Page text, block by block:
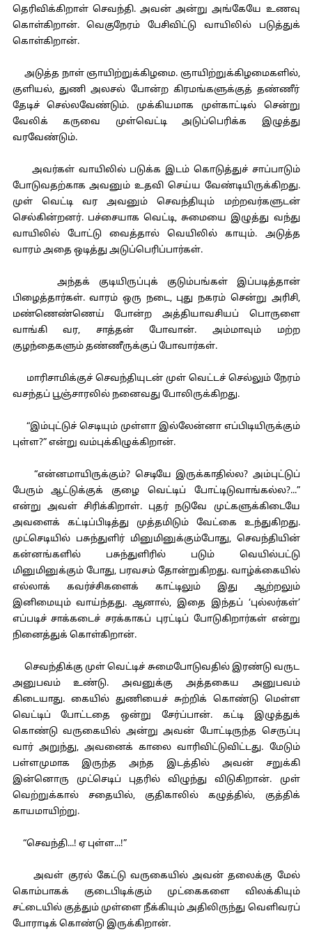
தெரிவிக்கிறாள் செவந்தி. அவன் அன்று அங்கேயே உணவு
கொள்கிறான். வெகுநேரம் பேசிவிட்டு வாயிலில் படுத்துக்
கொள்கிறான்.
அடுத்த நாள் ஞாயிற்றுக்கிழமை. ஞாயிற்றுக்கிழமைகளில்,
குளியல், துணி அலசல் போன்ற கிரமங்களுக்குத் தண்ணீர்
தேடிச் செல்லவேண்டும். முக்கியமாக முள்காட்டில் சென்று
வேலிக் கருவை முள்வெட்டி அடுப்பெரிக்க இழுத்து
வரவேண்டும்.
அவர்கள் வாயிலில் படுக்க இடம் கொடுத்துச் சாப்பாடும்
போடுவதற்காக அவனும் உதவி செய்ய வேண்டியிருக்கிறது.
முள் வெட்டி வர அவனும் செவந்தியும் மற்றவர்களுடன்
செல்கின்றனர். பச்சையாக வெட்டி, சுமையை இழுத்து வந்து
வாயிலில் போட்டு வைத்தால் வெயிலில் காயும். அடுத்த
வாரம் அதை ஒடித்து அடுப்பெரிப்பார்கள்.
அந்தக் குடியிருப்புக் குடும்பங்கள் இப்படித்தான்
பிழைத்தார்கள். வாரம் ஒரு நடை, புது நகரம் சென்று அரிசி,
மண்ணெண்ணெய் போன்ற அத்தியாவசியப் பொருளை
வாங்கி வர, சாத்தன் போவான். அம்மாவும் மற்ற
குழந்தைகளும் தண்ணீருக்குப் போவார்கள்.
மாரிசாமிக்குச் செவந்தியுடன் முள் வெட்டச் செல்லும் நேரம்
வசந்தப் பூஞ்சாரலில் நனைவது போலிருக்கிறது.
“இம்புட்டுச் செடியும் முள்ளா இல்லேன்னா எப்பிடியிருக்கும்
புள்ள?” என்று வம்புக்கிழுக்கிறான்.
“என்னமாயிருக்கும்? செடியே இருக்காதில்ல? அம்புட்டுப்
பேரும் ஆட்டுக்குக் குழை வெட்டிப் போட்டிடுவாங்கல்ல?...”
என்று அவள் சிரிக்கிறாள். புதர் நடுவே முட்களுக்கிடையே
அவளைக் கட்டிப்பிடித்து முத்தமிடும் வேட்கை உந்துகிறது.
முட்செடியில் பசுந்துளிர் மினுமினுக்கும்போது, செவந்தியின்
கன்னங்களில் பசுந்துளிரில் படும் வெயில்பட்டு
மினுமினுக்கும் போது, பரவசம் தோன்றுகிறது. வாழ்க்கையில்
எல்லாக் கவர்ச்சிகளைக் காட்டிலும் இது ஆற்றலும்
இனிமையும் வாய்ந்தது. ஆனால், இதை இந்தப் ‘புல்லர்கள்’
எப்படிச் சாக்கடைச் சரக்காகப் புரட்டிப் போடுகிறார்கள் என்று
நினைத்துக் கொள்கிறான்.
செவந்திக்கு முள் வெட்டிச் சுமைபோடுவதில் இரண்டு வருட
அனுபவம் உண்டு. அவனுக்கு அத்தகைய அனுபவம்
கிடையாது. கையில் துணியைச் சுற்றிக் கொண்டு மெள்ள
வெட்டிப் போட்டதை ஒன்று சேர்ப்பான். கட்டி இழுத்துக்
கொண்டு வருகையில் அன்று அவன் போட்டிருந்த செருப்பு
வார் அறுந்து, அவனைக் காலை வாரிவிட்டுவிட்டது. மேடும்
பள்ளமுமாக இருந்த அந்த இடத்தில் அவன் சறுக்கி
இன்னொரு முட்செடிப் புதரில் விழுந்து விடுகிறான். முள்
வெற்றுக்கால் சதையில், குதிகாலில் கழுத்தில், குத்திக்
காயமாயிற்று.
“செவந்தி...! ஏ புள்ள...!”
அவள் குரல் கேட்டு வருகையில் அவன் தலைக்கு மேல்
கொம்பாகக் குடைபிடிக்கும் முட்கைகளை விலக்கியும்
சட்டையில் குத்தும் முள்ளை நீக்கியும் அதிலிருந்து வெளிவரப்
போராடிக் கொண்டு இருக்கிறான்.